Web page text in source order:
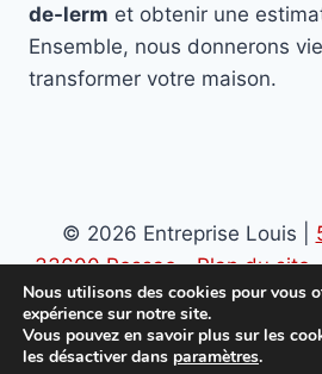
de-lerm et obtenir une
Ensemble, nous donnerons
transformer votre maison.
© 2026 Entreprise Louis |
33600 Pessac-Plan du site
-Politique de
Nous utilisons des cookies pour vous
expérience sur notre site.
Vous pouvez en savoir plus sur les
les désactiver dans paramètres.